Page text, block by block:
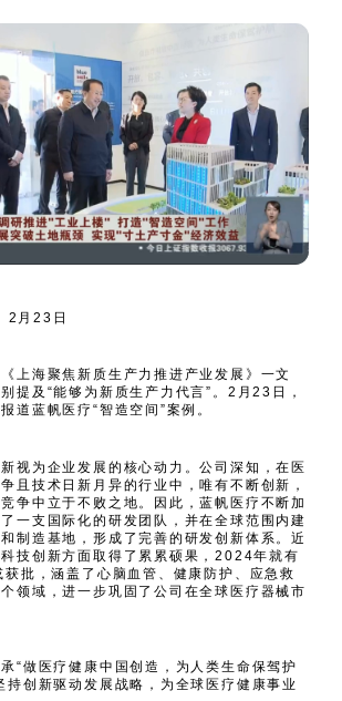
2月23日
上海聚焦新质生产力推进产业发展》一文
提及“能够为新质生产力代言”。2月23日，
道蓝帆医疗“智造空间”案例。
视为企业发展的核心动力。公司深知，在医
且技术日新月异的行业中，唯有不断创新，
争中立于不败之地。因此，蓝帆医疗不断加
一支国际化的研发团队，并在全球范围内建
制造基地，形成了完善的研发创新体系。近
技创新方面取得了累累硕果，2024年就有
批，涵盖了心脑血管、健康防护、应急救
领域，进一步巩固了公司在全球医疗器械市
“做医疗健康中国创造，为人类生命保驾护
持创新驱动发展战略，为全球医疗健康事业